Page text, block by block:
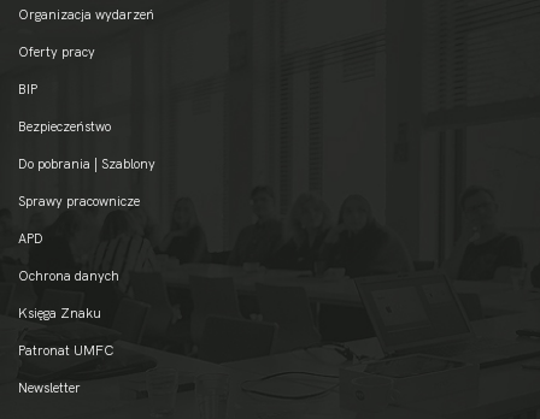
Organizacja wydarzeń
Oferty pracy
BIP
Bezpieczeństwo
Do pobrania | Szablony
Sprawy pracownicze
APD
Ochrona danych
Księga Znaku
Patronat UMFC
Newsletter